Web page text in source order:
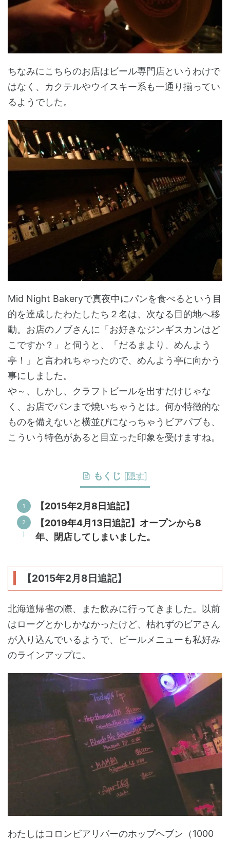
ちなみにこちらのお店はビール専門店というわけで
はなく、カクテルやウイスキー系も一通り揃ってい
るようでした。
Mid Night Bakeryで真夜中にパンを食べるという目
的を達成したわたしたち２名は、次なる目的地へ移
動。お店のノブさんに「お好きなジンギスカンはど
こですか？」と伺うと、「だるまより、めんよう
亭！」と言われちゃったので、めんよう亭に向かう
事にしました。
や～、しかし、クラフトビールを出すだけじゃな
く、お店でパンまで焼いちゃうとは。何か特徴的な
ものを備えないと横並びになっちゃうビアパブも、
こういう特色があると目立った印象を受けますね。
もくじ [隠す]
【2015年2月8日追記】
【2019年4月13日追記】オープンから8
年、閉店してしまいました。
【2015年2月8日追記】
北海道帰省の際、また飲みに行ってきました。以前
はローグとかしかなかったけど、枯れずのビアさん
が入り込んでいるようで、ビールメニューも私好み
のラインアップに。
わたしはコロンビアリバーのホップヘブン（1000